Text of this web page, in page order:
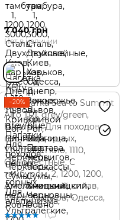
7 040 грн
Нет в наличии
−20%
1